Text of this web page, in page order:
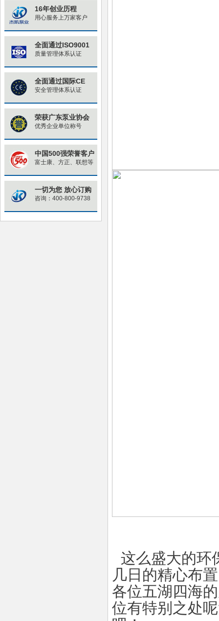
16年创业历程
用心服务上万家客户
全面通过ISO9001
质量管理体系认证
全面通过国际CE
安全管理体系认证
荣获广东泵业协会
优秀企业单位称号
中国500强荣誉客户
富士康、方正、联想等
一切为您 放心订购
咨询：400-800-9738
这么盛大的环
几日的精心布
各位五湖四海
位有特别之处